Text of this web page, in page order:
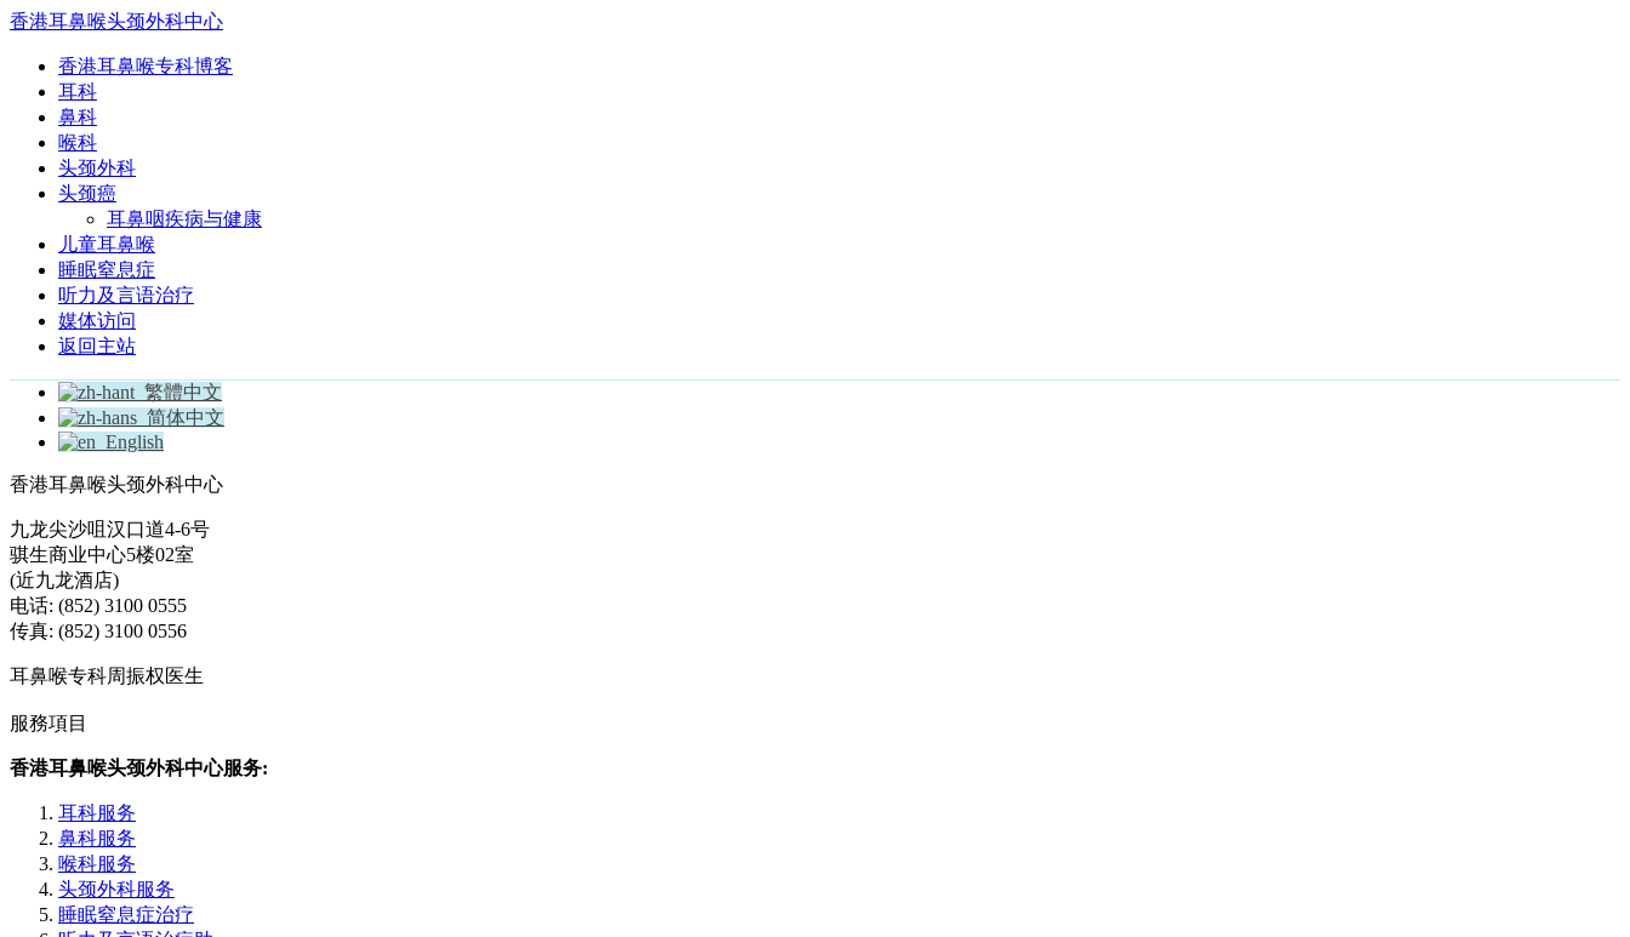
香港耳鼻喉头颈外科中心
香港耳鼻喉专科博客
耳科
鼻科
喉科
头颈外科
头颈癌
耳鼻咽疾病与健康
儿童耳鼻喉
睡眠窒息症
听力及言语治疗
媒体访问
返回主站
繁體中文
简体中文
English
香港耳鼻喉头颈外科中心
九龙尖沙咀汉口道4-6号
骐生商业中心5楼02室
(近九龙酒店)
电话: (852) 3100 0555
传真: (852) 3100 0556
耳鼻喉专科周振权医生
服務項目
香港耳鼻喉头颈外科中心服务:
耳科服务
鼻科服务
喉科服务
头颈外科服务
睡眠窒息症治疗